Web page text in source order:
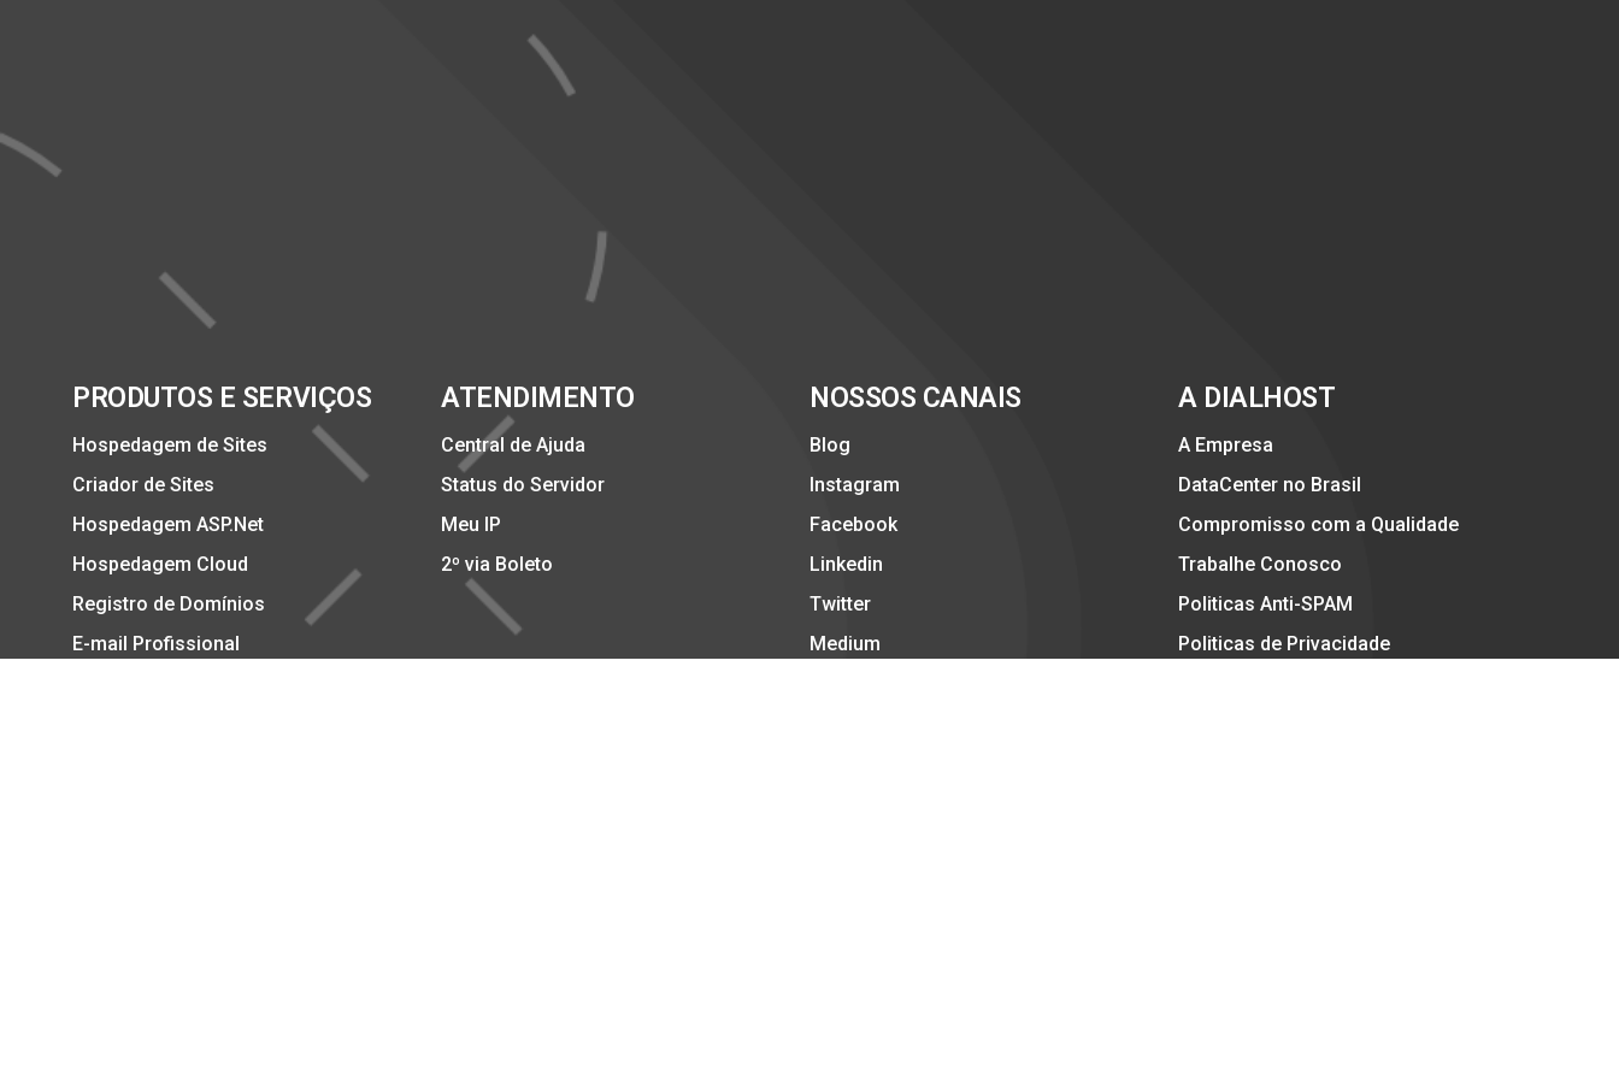
PRODUTOS E SERVIÇOS
Hospedagem de Sites
Criador de Sites
Hospedagem ASP.Net
Hospedagem Cloud
Registro de Domínios
E-mail Profissional
ATENDIMENTO
Central de Ajuda
Status do Servidor
Meu IP
2º via Boleto
NOSSOS CANAIS
Blog
Instagram
Facebook
Linkedin
Twitter
Medium
A DIALHOST
A Empresa
DataCenter no Brasil
Compromisso com a Qualidade
Trabalhe Conosco
Politicas Anti-SPAM
Politicas de Privacidade